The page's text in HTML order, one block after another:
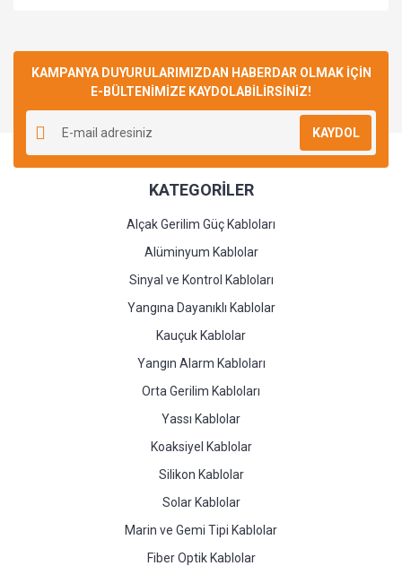
KAMPANYA DUYURULARIMIZDAN HABERDAR OLMAK İÇİN
E-BÜLTENİMİZE KAYDOLABİLİRSİNİZ!
KAYDOL
KATEGORİLER
Alçak Gerilim Güç Kabloları
Alüminyum Kablolar
Sinyal ve Kontrol Kabloları
Yangına Dayanıklı Kablolar
Kauçuk Kablolar
Yangın Alarm Kabloları
Orta Gerilim Kabloları
Yassı Kablolar
Koaksiyel Kablolar
Silikon Kablolar
Solar Kablolar
Marin ve Gemi Tipi Kablolar
Fiber Optik Kablolar